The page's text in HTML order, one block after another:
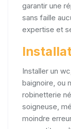
garantir une
sans faille
expertise et
Installer un
baignoire, ou
robinetterie
soigneuse,
moindre